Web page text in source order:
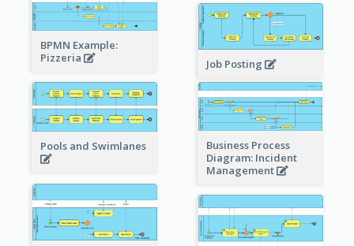
BPMN Example:
Pizzeria
Job Posting
Pools and Swimlanes
Business Process
Diagram: Incident
Management